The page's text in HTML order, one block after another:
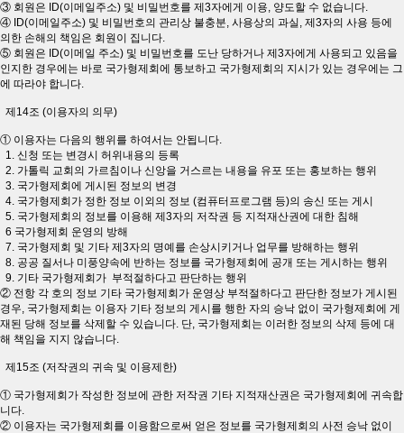
③ 회원은 ID(이메일주소) 및 비밀번호를 제3자에게 이용, 양도할 수 없습니다.
④ ID(이메일주소) 및 비밀번호의 관리상 불충분, 사용상의 과실, 제3자의 사용 등에
의한 손해의 책임은 회원이 집니다.
⑤ 회원은 ID(이메일 주소) 및 비밀번호를 도난 당하거나 제3자에게 사용되고 있음을
인지한 경우에는 바로 국가형제회에 통보하고 국가형제회의 지시가 있는 경우에는 그
에 따라야 합니다.
제14조 (이용자의 의무)
① 이용자는 다음의 행위를 하여서는 안됩니다.
1. 신청 또는 변경시 허위내용의 등록
2. 가톨릭 교회의 가르침이나 신앙을 거스르는 내용을 유포 또는 홍보하는 행위
3. 국가형제회에 게시된 정보의 변경
4. 국가형제회가 정한 정보 이외의 정보 (컴퓨터프로그램 등)의 송신 또는 게시
5. 국가형제회의 정보를 이용해 제3자의 저작권 등 지적재산권에 대한 침해
6 국가형제회 운영의 방해
7. 국가형제회 및 기타 제3자의 명예를 손상시키거나 업무를 방해하는 행위
8. 공공 질서나 미풍양속에 반하는 정보를 국가형제회에 공개 또는 게시하는 행위
9. 기타 국가형제회가 부적절하다고 판단하는 행위
② 전항 각 호의 정보 기타 국가형제회가 운영상 부적절하다고 판단한 정보가 게시된
경우, 국가형제회는 이용자 기타 정보의 게시를 행한 자의 승낙 없이 국가형제회에 게
재된 당해 정보를 삭제할 수 있습니다. 단, 국가형제회는 이러한 정보의 삭제 등에 대
해 책임을 지지 않습니다.
제15조 (저작권의 귀속 및 이용제한)
① 국가형제회가 작성한 정보에 관한 저작권 기타 지적재산권은 국가형제회에 귀속합
니다.
② 이용자는 국가형제회를 이용함으로써 얻은 정보를 국가형제회의 사전 승낙 없이